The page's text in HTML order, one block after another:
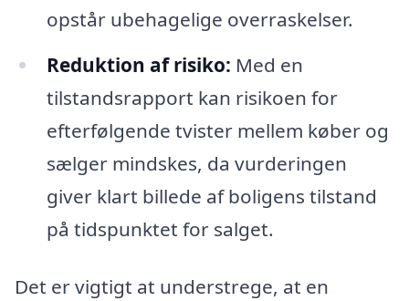
opstår ubehagelige overraskelser.
Reduktion af risiko: Med en
tilstandsrapport kan risikoen for
efterfølgende tvister mellem køber og
sælger mindskes, da vurderingen
giver klart billede af boligens tilstand
på tidspunktet for salget.
Det er vigtigt at understrege, at en